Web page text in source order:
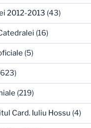
2012-2013 (43)
(16)
(5)
(219)
Card. Iuliu Hossu (4)